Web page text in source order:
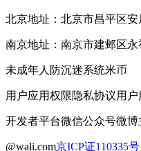
北京地址：北京市昌平区
南京地址：南京市建邺区
未成年人防沉迷系统米币
用户应用权限隐私协议用
开发者平台微信公众号微博
@wali.com京ICP证110335号